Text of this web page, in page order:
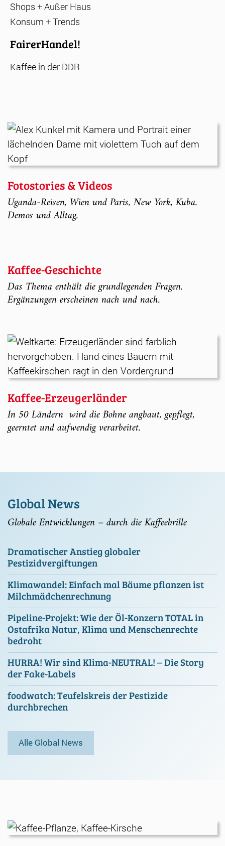
Shops + Außer Haus
Konsum + Trends
FairerHandel!
Kaffee in der DDR
Fotostories & Videos
Uganda-Reisen, Wien und Paris, New York, Kuba.
Demos und Alltag.
Kaffee-Geschichte
Das Thema enthält die grundlegenden Fragen.
Ergänzungen erscheinen nach und nach.
Kaffee-Erzeugerländer
In 50 Ländern wird die Bohne angbaut, gepflegt,
geerntet und aufwendig verarbeitet.
Global News
Globale Entwicklungen – durch die Kaffeebrille
Dramatischer Anstieg globaler
Pestizidvergiftungen
Klimawandel: Einfach mal Bäume pflanzen ist
Milchmädchenrechnung
Pipeline-Projekt: Wie der Öl-Konzern TOTAL in
Ostafrika Natur, Klima und Menschenrechte
bedroht
HURRA! Wir sind Klima-NEUTRAL! – Die Story
der Fake-Labels
foodwatch: Teufelskreis der Pestizide
durchbrechen
Alle Global News